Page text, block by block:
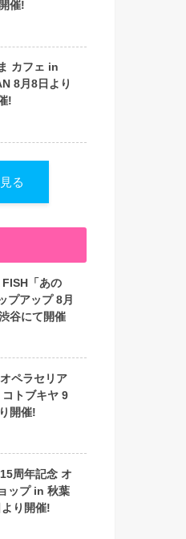
催!
カフェ in
8月8日より
!
る
「あの
プアップ 8月
谷にて開催
ペラセリア
トブキヤ 9
開催!
周年記念 オ
ップ in 秋葉
り開催!